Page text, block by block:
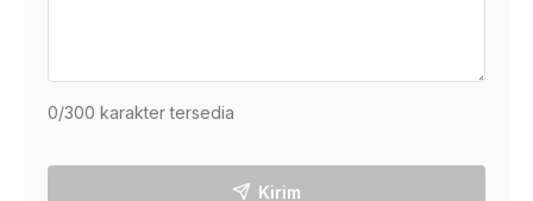
0/300 karakter tersedia
Kirim